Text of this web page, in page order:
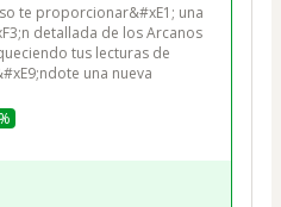
te proporcionar&#xE1; una
detallada de los Arcanos
tus lecturas de
una nueva